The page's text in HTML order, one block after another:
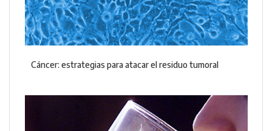
Cáncer: estrategias para atacar el residuo tumoral